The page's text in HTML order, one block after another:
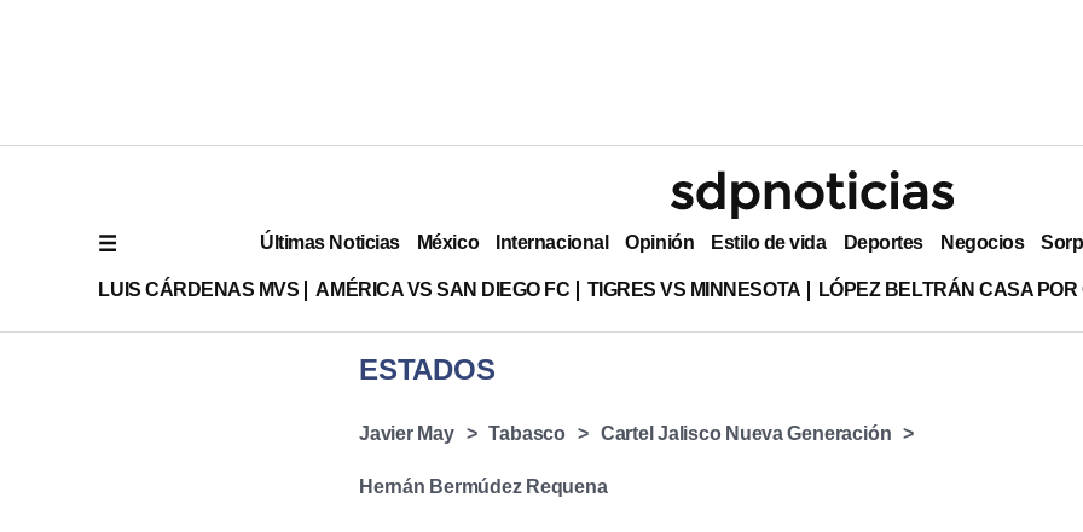
Últimas Noticias México Internacional Opinión Estilo de vida Deportes Negocios
LUIS CÁRDENAS MVS AMÉRICA VS SAN DIEGO FC TIGRES VS MINNESOTA LÓPEZ BELTRÁN CASA
ESTADOS
Javier May Tabasco Cartel Jalisco Nueva Generación
Hernán Bermúdez Requena